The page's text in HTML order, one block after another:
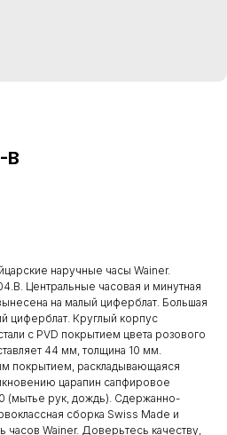
B
наручные часы Wainer.
Центральные часовая и минутная
на малый циферблат. Большая
циферблат. Круглый корпус
с PVD покрытием цвета розового
44 мм, толщина 10 мм.
покрытием, раскладывающаяся
царапин сапфировое
(мытье рук, дождь). Сдержанно-
сборка Swiss Made и
часов Wainer. Доверьтесь качеству,